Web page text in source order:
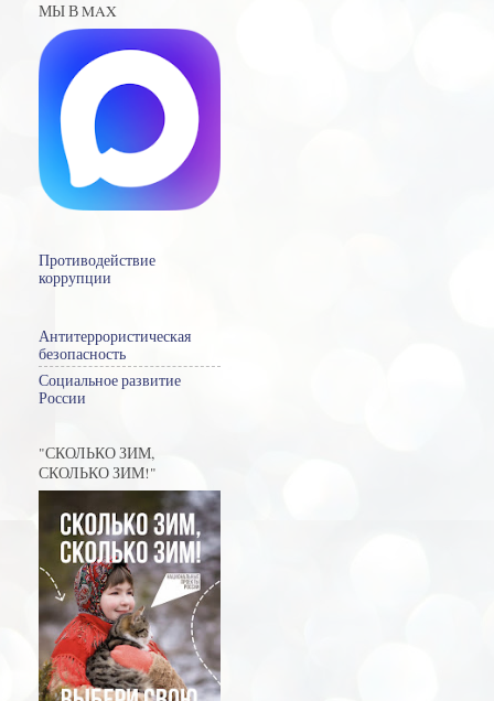
МЫ В MAX
Противодействие
коррупции
Антитеррористическая
безопасность
Социальное развитие
России
"СКОЛЬКО ЗИМ,
СКОЛЬКО ЗИМ!"